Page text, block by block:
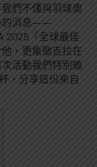
們不僅與羽球奧
的消息——
2025『全球最佳
，更象徵吉拉在
活動我們特別邀
，分享這份來自